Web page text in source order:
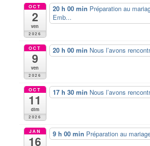
OCT
2
ven
2026
20 h 00 min Préparation au
Emb...
OCT
9
ven
2026
20 h 00 min Nous l’avons
OCT
11
dim
2026
17 h 30 min Nous l’avons
JAN
16
9 h 00 min Préparation au